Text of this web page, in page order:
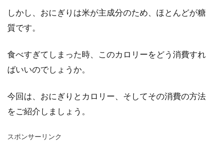
しかし、おにぎりは米が主成分のため、ほとんどが糖
質です。
食べすぎてしまった時、このカロリーをどう消費すれ
ばいいのでしょうか。
今回は、おにぎりとカロリー、そしてその消費の方法
をご紹介しましょう。
スポンサーリンク